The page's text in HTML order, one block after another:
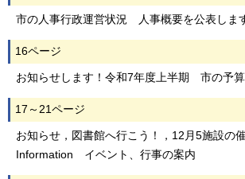
市の人事行政運営状況 人事概要を公表しま
16ページ
お知らせします！令和7年度上半期 市の予
17～21ページ
お知らせ，図書館へ行こう！，12月5施設の
Information イベント、行事の案内